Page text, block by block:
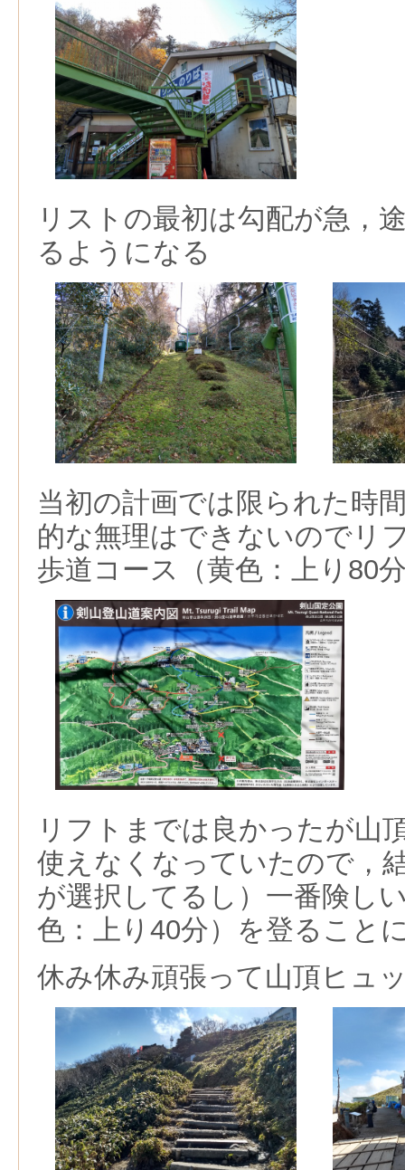
リストの最初は勾配が急，
るようになる
当初の計画では限られた時
的な無理はできないのでリ
歩道コース（黄色：上り80
リフトまでは良かったが山
使えなくなっていたので，
が選択してるし）一番険し
色：上り40分）を登ること
休み休み頑張って山頂ヒュ